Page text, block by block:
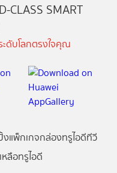
CLASS SMART
ดับโลกตรงใจคุณ
งแพ็กเกจกล่องทรูไอดีทีวี
ลือทรูไอดี